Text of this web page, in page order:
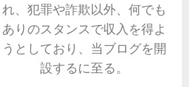
れ、犯罪や詐欺以外、何でも
ありのスタンスで収入を得よ
うとしており、当ブログを開
設するに至る。